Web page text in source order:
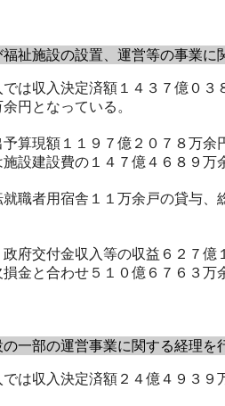
祉施設の設置、運営等の事業に
は収入決定済額１４３７億０
円となっている。
算現額１１９７億２０７８万
設建設費の１４７億４６８９
職者用宿舎１１万余戸の貸与
府交付金収入等の収益６２７
金と合わせ５１０億６７６３万
一部の運営事業に関する経理を
は収入決定済額２４億４９３